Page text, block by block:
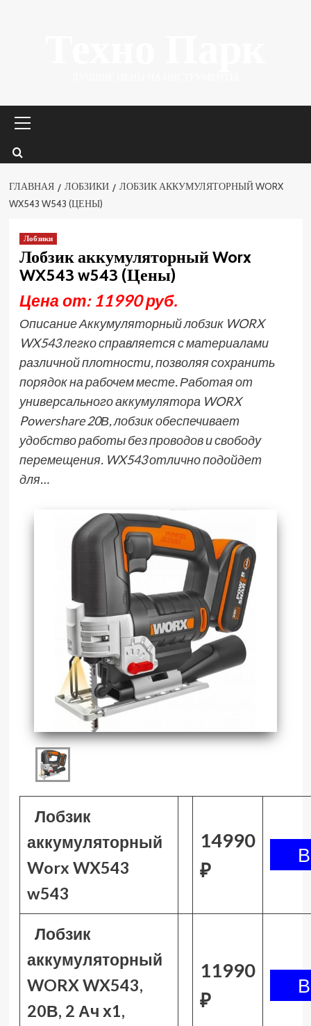
меню
ГЛАВНАЯ ЛОБЗИКИ
ЛОБЗИК АККУМУЛЯТОРНЫЙ WORX
WX543 W543 (ЦЕНЫ)
Лобзики
Лобзик аккумуляторный Worx
WX543 w543 (Цены)
Цена от: 11990 руб.
Описание Аккумуляторный лобзик WORX
WX543 легко справляется с материалами
различной плотности, позволяя сохранить
порядок на рабочем месте. Работая от
универсального аккумулятора WORX
Powershare 20В, лобзик обеспечивает
удобство работы без проводов и свободу
перемещения. WX543 отлично подойдет
для…
Лобзик
аккумуляторный
Worx WX543
w543
14990
₽
Лобзик
аккумуляторный
WORX WX543,
20В, 2 Ач х1,
11990
₽